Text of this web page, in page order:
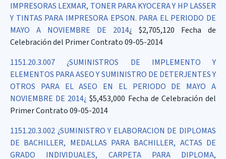
IMPRESORAS LEXMAR, TONER PARA KYOCERA Y HP LASSER
Y TINTAS PARA IMPRESORA EPSON. PARA EL PERIODO DE
MAYO A NOVIEMBRE DE 2014¿ $2,705,120 Fecha de
Celebración del Primer Contrato 09-05-2014
1151.20.3.007 ¿SUMINISTROS DE IMPLEMENTO Y
ELEMENTOS PARA ASEO Y SUMINISTRO DE DETERJENTES Y
OTROS PARA EL ASEO EN EL PERIODO DE MAYO A
NOVIEMBRE DE 2014¿ $5,453,000 Fecha de Celebración del
Primer Contrato 09-05-2014
1151.20.3.002 ¿SUMINISTRO Y ELABORACION DE DIPLOMAS
DE BACHILLER, MEDALLAS PARA BACHILLER, ACTAS DE
GRADO INDIVIDUALES, CARPETA PARA DIPLOMA,